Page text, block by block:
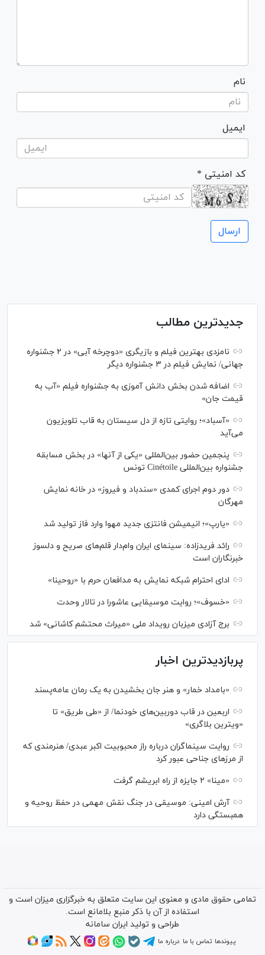
نام
ایمیل
* کد امنیتی
جدیدترین مطالب
نامزدی بهترین فیلم و بازیگری «دوچرخه آبی» در ۲ جشنواره
جهانی/ نمایش فیلم در ۳ جشنواره دیگر
اضافه شدن بخش دانش آموزی به جشنواره فیلم «آب به
قیمت جان»
«آسباد»؛ روایتی تازه از دل سیستان به قاب تلویزیون
می‌آید
پنجمین حضور بین‌المللی «یکی از آنها» در بخش مسابقه
جشنواره بین‌المللی Cinétoile تونس
دور دوم اجرای کمدی «سندباد و فیروز» در خانه نمایش
مهرگان
«یارپ»؛ انیمیشن فانتزی جدید مهوا وارد فاز تولید شد
رائد فریدزاده: سینمای ایران وام‌دار قلم‌های صریح و دلسوز
خبرنگاران است
ادای احترام شبکه نمایش به مدافعان حرم با «روحینا»
«خسوف»؛ روایت موسیقایی عاشورا در تالار وحدت
برج آزادی میزبان رویداد ملی «میراث محتشم کاشانی» شد
پربازدیدترین اخبار
«بامداد خمار» و هنر جان بخشیدن به یک رمان عامه‌پسند
اربعین در قاب دوربین‌های خودنما/ از «طی طریق» تا
«ویترین بلاگری»
روایت سینماگران درباره راز محبوبیت اکبر عبدی/ هنرمندی که
از مرزهای جناحی عبور کرد
«مینا» ۲ جایزه از راه ابریشم گرفت
آرش امینی: موسیقی در جنگ نقش مهمی در حفظ روحیه و
همبستگی دارد
تمامی حقوق مادی و معنوی این سایت متعلق به خبرگزاری میزان است و
استفاده از آن با ذکر منبع بلامانع است.
طراحی و تولید ایران سامانه
پیوندها تماس با ما درباره ما